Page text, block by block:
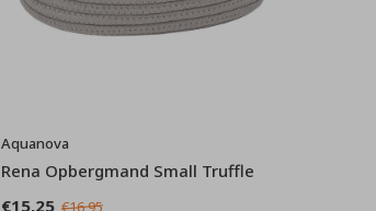
Aquanova
Rena Opbergmand Small Truffle
€15,25 €16,95